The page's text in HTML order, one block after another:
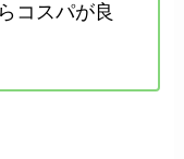
コスパが良